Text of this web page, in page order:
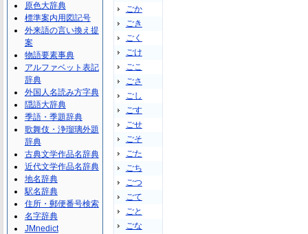
ごか
ごき
ごく
ごけ
ごこ
ごさ
ごし
ごす
ごせ
ごそ
ごた
ごち
ごつ
ごて
ごと
ごな
原色大辞典
標準案内用図記号
外来語の言い換え提
案
物語要素事典
アルファベット表記
辞典
外国人名読み方字典
隠語大辞典
季語・季題辞典
歌舞伎・浄瑠璃外題
辞典
古典文学作品名辞典
近代文学作品名辞典
地名辞典
駅名辞典
住所・郵便番号検索
名字辞典
JMnedict